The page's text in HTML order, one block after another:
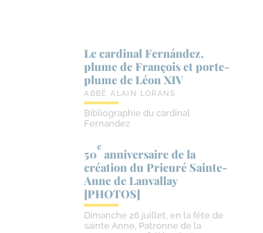
Le cardinal Fernández,
plume de François et porte-​
plume de Léon XIV
ABBÉ ALAIN LORANS
Bibliographie du cardinal
Fernandez
50
e
anniversaire de la
création du Prieuré Sainte-​
Anne de Lanvallay
[PHOTOS]
Dimanche 26 juillet, en la fête de
sainte Anne, Patronne de la